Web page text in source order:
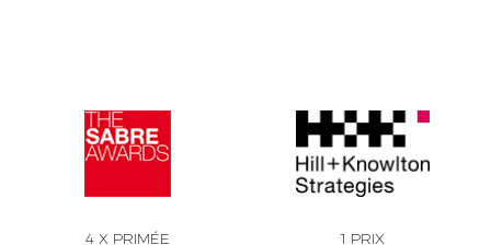
4 X PRIMÉE 1 PRIX